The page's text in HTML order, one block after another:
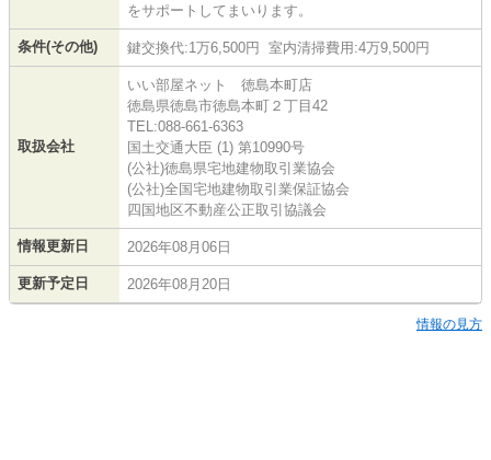
をサポートしてまいります。
条件(その他) 鍵交換代:1万6,500円 室内清掃費用:4万9,500円
取扱会社
いい部屋ネット 徳島本町店
徳島県徳島市徳島本町２丁目42
TEL:088-661-6363
国土交通大臣 (1) 第10990号
(公社)徳島県宅地建物取引業協会
(公社)全国宅地建物取引業保証協会
四国地区不動産公正取引協議会
情報更新日 2026年08月06日
更新予定日 2026年08月20日
情報の見方